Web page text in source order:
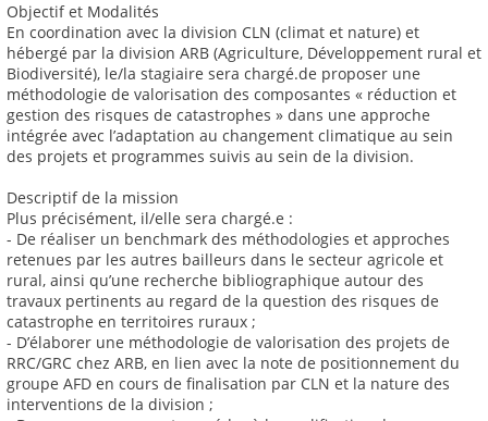
Objectif et Modalités
En coordination avec la division CLN (climat et nature) et
hébergé par la division ARB (Agriculture, Développement rural et
Biodiversité), le/la stagiaire sera chargé.de proposer une
méthodologie de valorisation des composantes « réduction et
gestion des risques de catastrophes » dans une approche
intégrée avec l’adaptation au changement climatique au sein
des projets et programmes suivis au sein de la division.
Descriptif de la mission
Plus précisément, il/elle sera chargé.e :
- De réaliser un benchmark des méthodologies et approches
retenues par les autres bailleurs dans le secteur agricole et
rural, ainsi qu’une recherche bibliographique autour des
travaux pertinents au regard de la question des risques de
catastrophe en territoires ruraux ;
- D’élaborer une méthodologie de valorisation des projets de
RRC/GRC chez ARB, en lien avec la note de positionnement du
groupe AFD en cours de finalisation par CLN et la nature des
interventions de la division ;